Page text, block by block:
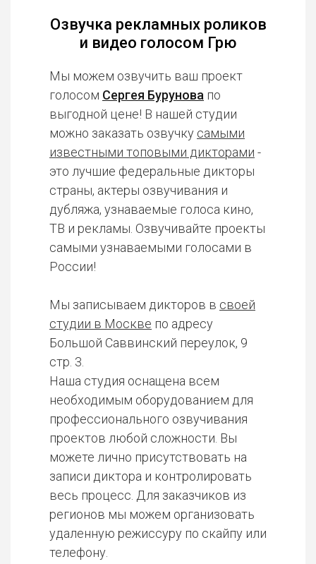
Озвучка рекламных роликов
и видео голосом Грю
Мы можем озвучить ваш проект
голосом Сергея Бурунова по
выгодной цене! В нашей студии
можно заказать озвучку самыми
известными топовыми дикторами -
это лучшие федеральные дикторы
страны, актеры озвучивания и
дубляжа, узнаваемые голоса кино,
ТВ и рекламы. Озвучивайте проекты
самыми узнаваемыми голосами в
России!
Мы записываем дикторов в своей
студии в Москве по адресу
Большой Саввинский переулок, 9
стр. 3.
Наша студия оснащена всем
необходимым оборудованием для
профессионального озвучивания
проектов любой сложности. Вы
можете лично присутствовать на
записи диктора и контролировать
весь процесс. Для заказчиков из
регионов мы можем организовать
удаленную режиссуру по скайпу или
телефону.